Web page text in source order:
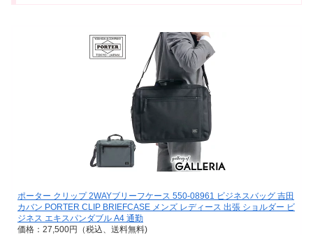
ポーター クリップ 2WAYブリーフケース 550-08961 ビジネスバッグ 吉田
カバン PORTER CLIP BRIEFCASE メンズ レディース 出張 ショルダー ビ
ジネス エキスパンダブル A4 通勤
価格：27,500円（税込、送料無料)